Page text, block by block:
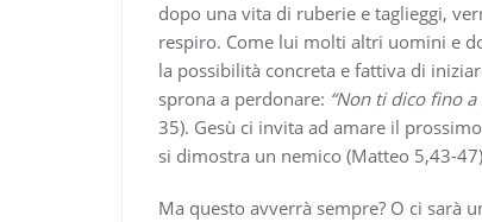
dopo una vita di ruberie e taglieggi,
respiro. Come lui molti altri uomini e
la possibilità concreta e fattiva di
sprona a perdonare: “Non ti dico fino
35). Gesù ci invita ad amare il
si dimostra un nemico (Matteo 5,43-
Ma questo avverrà sempre? O ci sarà